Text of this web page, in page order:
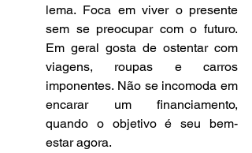
lema. Foca em viver o presente
sem se preocupar com o futuro.
Em geral gosta de ostentar com
viagens, roupas e carros
imponentes. Não se incomoda em
encarar um financiamento,
quando o objetivo é seu bem-
estar agora.